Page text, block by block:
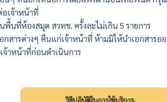
เจ้าหน้าที่
พื้นที่ห้องสมุด สวทช. ครั้งละไม่เกิน 5 รายการ
กสารต่างๆ คืนแก่เจ้าหน้าที่ ห้ามมิให้นำเอกสาร
จ้าหน้าที่ก่อนดำเนินการ